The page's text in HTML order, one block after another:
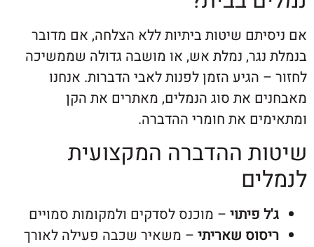
שיטות ביתיות ללא הצלחה, אם מדובר
נמלת אש, או מושבה גדולה שממשיכה
הגיע הזמן לפנות לאבי הדברות. אנחנו
את סוג הנמלים, מאתרים את הקן
את חומרי ההדברה.
ההדברה המקצועית
פיתוי– מוכנס לסדקים ולמקומות סמויים
שאריתי – משאיר שכבה פעילה לאורך